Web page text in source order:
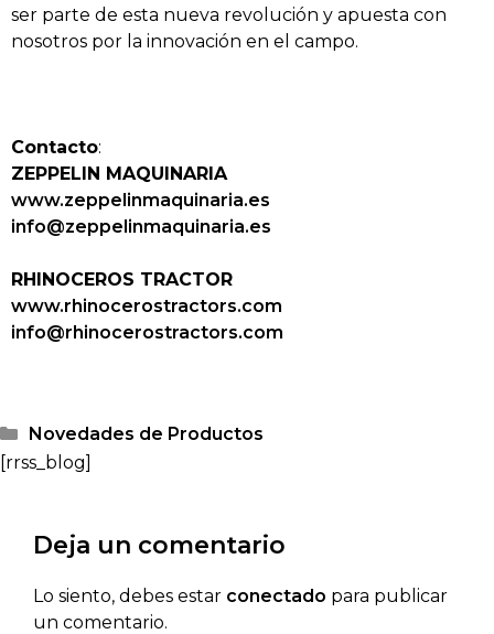
ser parte de esta nueva revolución y apuesta con
nosotros por la innovación en el campo.
Contacto:
ZEPPELIN MAQUINARIA
www.zeppelinmaquinaria.es
info@zeppelinmaquinaria.es
RHINOCEROS TRACTOR
www.rhinocerostractors.com
info@rhinocerostractors.com
Novedades de Productos
[rrss_blog]
Deja un comentario
Lo siento, debes estar conectado para publicar
un comentario.